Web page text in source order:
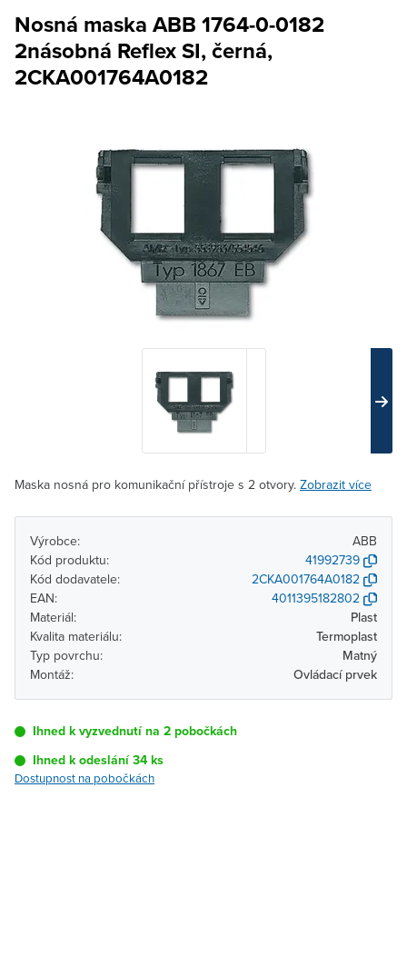
Nosná maska ABB 1764-0-0182
2násobná Reflex SI, černá,
2CKA001764A0182
Maska nosná pro komunikační přístroje s 2 otvory. Zobrazit více
Výrobce:
ABB
Kód produktu:
41992739
Kód dodavatele:
2CKA001764A0182
EAN:
4011395182802
Materiál:
Plast
Kvalita materiálu:
Termoplast
Typ povrchu:
Matný
Montáž:
Ovládací prvek
Ihned k vyzvednutí na 2 pobočkách
Ihned k odeslání 34 ks
Dostupnost na pobočkách